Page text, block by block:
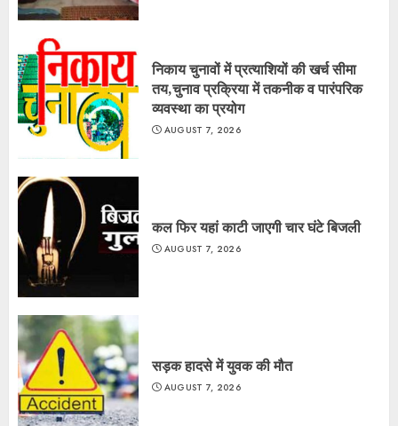
निकाय चुनावों में प्रत्याशियों की खर्च सीमा
तय,चुनाव प्रक्रिया में तकनीक व पारंपरिक
व्यवस्था का प्रयोग
AUGUST 7, 2026
कल फिर यहां काटी जाएगी चार घंटे बिजली
AUGUST 7, 2026
सड़क हादसे में युवक की मौत
AUGUST 7, 2026